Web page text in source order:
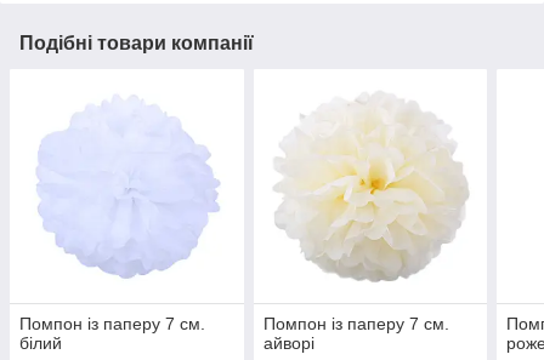
Подібні товари компанії
Помпон із паперу 7 см.
білий
Помпон із паперу 7 см.
айворі